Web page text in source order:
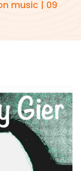
music | 09